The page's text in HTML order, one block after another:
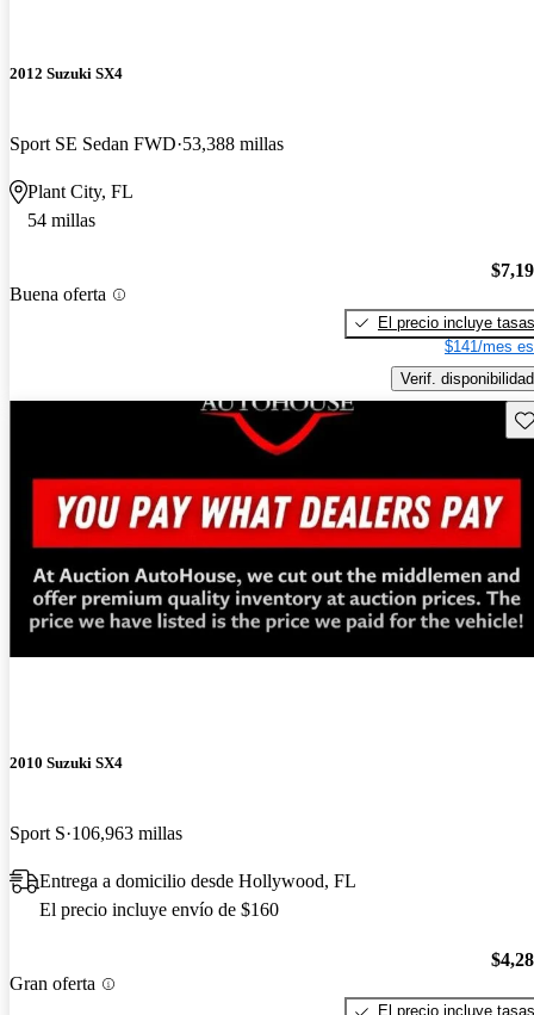
2012 Suzuki SX4
Sport SE Sedan FWD 53,388 millas
Plant City, FL
54 millas
Buena oferta
El precio incluye tasas
$141/mes
Verif. disponibilidad
2010 Suzuki SX4
Sport S 106,963 millas
Entrega a domicilio desde Hollywood, FL
El precio incluye envío de $160
Gran oferta
El precio incluye tasas